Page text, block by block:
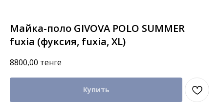
Майка-поло GIVOVA POLO SUMMER
fuxia (фуксия, fuxia, XL)
8800,00 тенге
Купить